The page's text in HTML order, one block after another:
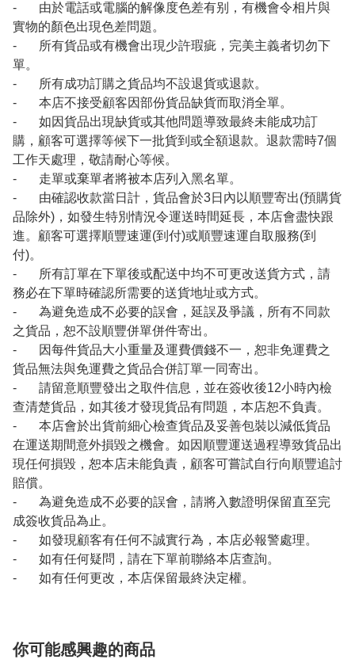
- 由於電話或電腦的解像度色差有别，有機會令相片與
實物的顏色出現色差問題。
- 所有貨品或有機會出現少許瑕疵，完美主義者切勿下
單。
- 所有成功訂購之貨品均不設退貨或退款。
- 本店不接受顧客因部份貨品缺貨而取消全單。
- 如因貨品出現缺貨或其他問題導致最終未能成功訂
購，顧客可選擇等候下一批貨到或全額退款。退款需時7個
工作天處理，敬請耐心等候。
- 走單或棄單者將被本店列入黑名單。
- 由確認收款當日計，貨品會於3日內以順豐寄出(預購貨
品除外)，如發生特別情況令運送時間延長，本店會盡快跟
進。顧客可選擇順豐速運(到付)或順豐速運自取服務(到
付)。
- 所有訂單在下單後或配送中均不可更改送貨方式，請
務必在下單時確認所需要的送貨地址或方式。
- 為避免造成不必要的誤會，延誤及爭議，所有不同款
之貨品，恕不設順豐併單併件寄出。
- 因每件貨品大小重量及運費價錢不一，恕非免運費之
貨品無法與免運費之貨品合併訂單一同寄出。
- 請留意順豐發出之取件信息，並在簽收後12小時內檢
查清楚貨品，如其後才發現貨品有問題，本店恕不負責。
- 本店會於出貨前細心檢查貨品及妥善包裝以減低貨品
在運送期間意外損毀之機會。如因順豐運送過程導致貨品出
現任何損毀，恕本店未能負責，顧客可嘗試自行向順豐追討
賠償。
- 為避免造成不必要的誤會，請將入數證明保留直至完
成簽收貨品為止。
- 如發現顧客有任何不誠實行為，本店必報警處理。
- 如有任何疑問，請在下單前聯絡本店查詢。
- 如有任何更改，本店保留最終決定權。
你可能感興趣的商品